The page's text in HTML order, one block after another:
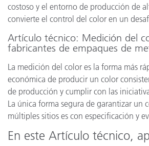
costoso y el entorno de producción de
convierte el control del color en un
Artículo técnico: Medición del
fabricantes de empaques de
La medición del color es la forma más
económica de producir un color
de producción y cumplir con las
La única forma segura de garantizar un
múltiples sitios es con especificación y
En este Artículo técnico,